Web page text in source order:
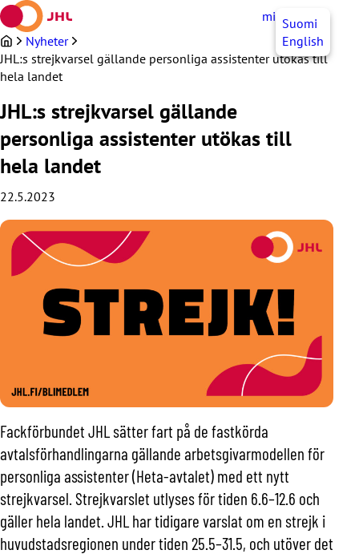
Hoppa
till
innehållet
mittJHL SV
Suomi
English
Nyheter
JHL:s strejkvarsel gällande personliga assistenter utökas till
hela landet
JHL:s strejkvarsel gällande
personliga assistenter utökas till
hela landet
22.5.2023
Fackförbundet JHL sätter fart på de fastkörda
avtalsförhandlingarna gällande arbetsgivarmodellen för
personliga assistenter (Heta-avtalet) med ett nytt
strejkvarsel. Strejkvarslet utlyses för tiden 6.6–12.6 och
gäller hela landet. JHL har tidigare varslat om en strejk i
huvudstadsregionen under tiden 25.5–31.5, och utöver det